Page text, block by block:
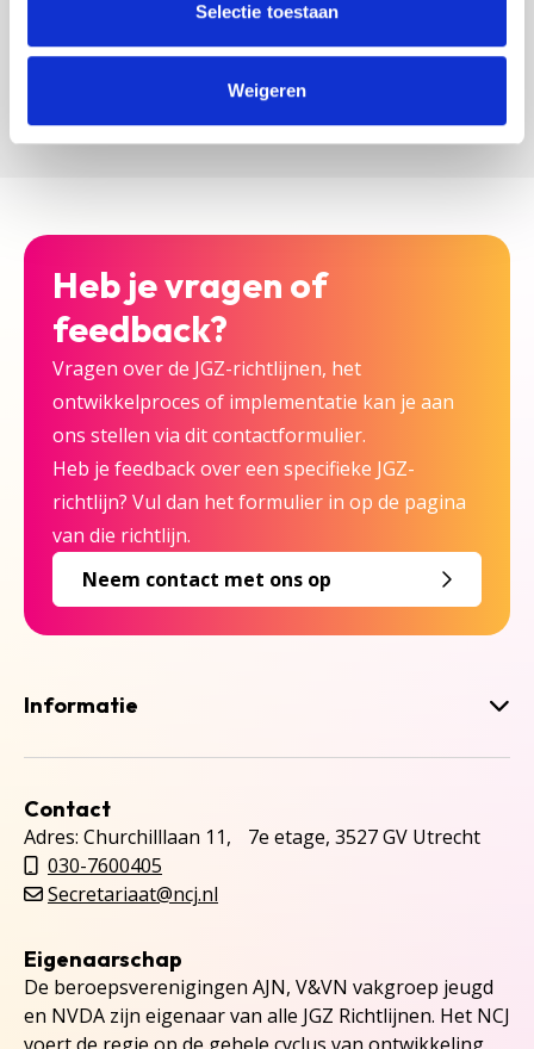
Selectie toestaan
Weigeren
Versturen
Heb je vragen of
feedback?
Vragen over de JGZ-richtlijnen, het
ontwikkelproces of implementatie kan je aan
ons stellen via dit contactformulier.
Heb je feedback over een specifieke JGZ-
richtlijn? Vul dan het formulier in op de pagina
van die richtlijn.
Neem contact met ons op
Informatie
Contact
Adres: Churchilllaan 11, 7e etage, 3527 GV Utrecht
030-7600405
Secretariaat@ncj.nl
Eigenaarschap
De beroepsverenigingen AJN, V&VN vakgroep jeugd
en NVDA zijn eigenaar van alle JGZ Richtlijnen. Het NCJ